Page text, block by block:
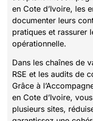
en Cote d’Ivoire, les
documenter leurs
pratiques et rassurer
opérationnelle.
Dans les chaînes de
RSE et les audits de
Grâce à
en Cote d’Ivoire,
plusieurs sites,